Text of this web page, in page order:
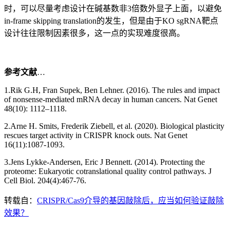
时，可以尽量考虑设计在碱基数非3倍数外显子上面，以避免
in-frame skipping translation的发生，但是由于KO sgRNA靶点
设计往往限制因素很多，这一点的实现难度很高。
参考文献…
1.Rik G.H, Fran Supek, Ben Lehner. (2016). The rules and impact
of nonsense-mediated mRNA decay in human cancers. Nat Genet
48(10): 1112–1118.
2.Arne H. Smits, Frederik Ziebell, et al. (2020). Biological plasticity
rescues target activity in CRISPR knock outs. Nat Genet
16(11):1087-1093.
3.Jens Lykke-Andersen, Eric J Bennett. (2014). Protecting the
proteome: Eukaryotic cotranslational quality control pathways. J
Cell Biol. 204(4):467-76.
转载自： CRISPR/Cas9介导的基因敲除后，应当如何验证敲除
效果？